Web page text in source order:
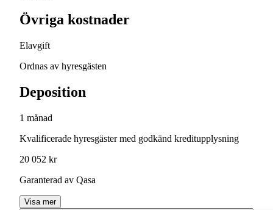
Övriga kostnader
Elavgift
Ordnas av hyresgästen
Deposition
1 månad
Kvalificerade hyresgäster med godkänd kreditupplysning
20 052 kr
Garanterad av Qasa
Visa mer